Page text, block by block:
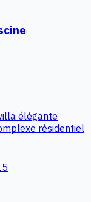
élégante
résidentiel